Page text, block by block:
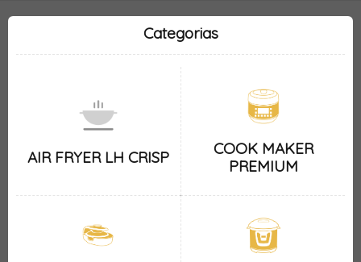
Categorias
AIR FRYER LH CRISP
COOK MAKER
PREMIUM